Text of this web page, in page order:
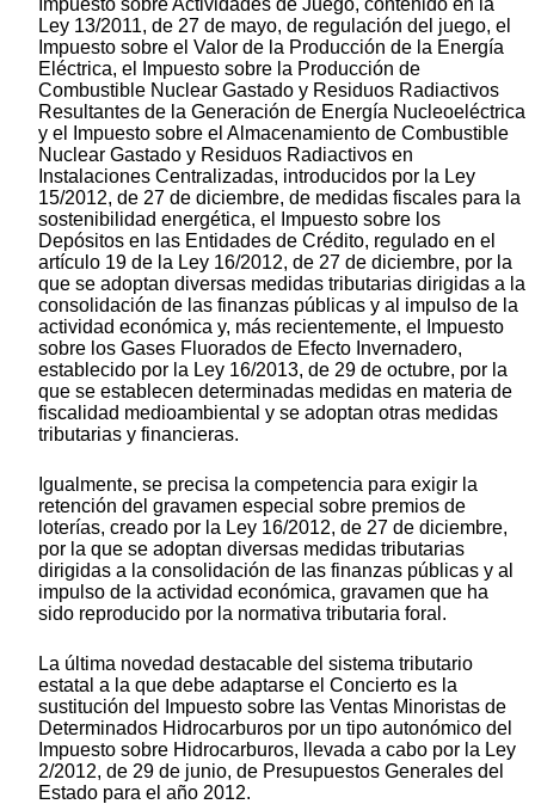
Ley 13/2011, de 27 de mayo, de regulación del juego, el
Impuesto sobre el Valor de la Producción de la Energía
Eléctrica, el Impuesto sobre la Producción de
Combustible Nuclear Gastado y Residuos Radiactivos
Resultantes de la Generación de Energía Nucleoeléctrica
y el Impuesto sobre el Almacenamiento de Combustible
Nuclear Gastado y Residuos Radiactivos en
Instalaciones Centralizadas, introducidos por la Ley
15/2012, de 27 de diciembre, de medidas fiscales para la
sostenibilidad energética, el Impuesto sobre los
Depósitos en las Entidades de Crédito, regulado en el
artículo 19 de la Ley 16/2012, de 27 de diciembre, por la
que se adoptan diversas medidas tributarias dirigidas a la
consolidación de las finanzas públicas y al impulso de la
actividad económica y, más recientemente, el Impuesto
sobre los Gases Fluorados de Efecto Invernadero,
establecido por la Ley 16/2013, de 29 de octubre, por la
que se establecen determinadas medidas en materia de
fiscalidad medioambiental y se adoptan otras medidas
tributarias y financieras.
Igualmente, se precisa la competencia para exigir la
retención del gravamen especial sobre premios de
loterías, creado por la Ley 16/2012, de 27 de diciembre,
por la que se adoptan diversas medidas tributarias
dirigidas a la consolidación de las finanzas públicas y al
impulso de la actividad económica, gravamen que ha
sido reproducido por la normativa tributaria foral.
La última novedad destacable del sistema tributario
estatal a la que debe adaptarse el Concierto es la
sustitución del Impuesto sobre las Ventas Minoristas de
Determinados Hidrocarburos por un tipo autonómico del
Impuesto sobre Hidrocarburos, llevada a cabo por la Ley
2/2012, de 29 de junio, de Presupuestos Generales del
Estado para el año 2012.